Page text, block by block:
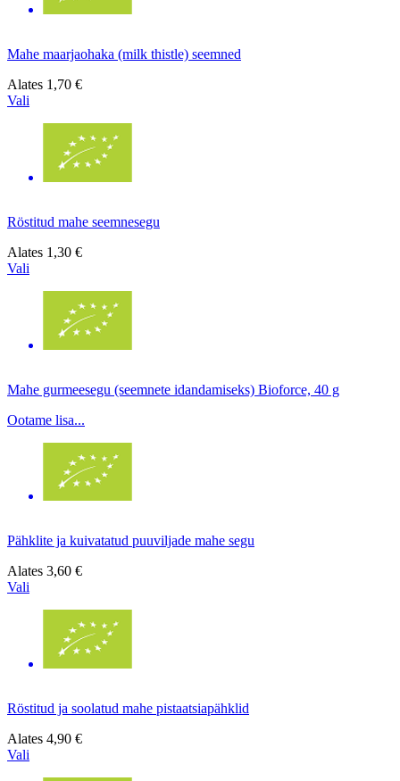
Mahe maarjaohaka (milk thistle) seemned
Alates 1,70 €
Vali
Röstitud mahe seemnesegu
Alates 1,30 €
Vali
Mahe gurmeesegu (seemnete idandamiseks) Bioforce, 40 g
Ootame lisa...
Pähklite ja kuivatatud puuviljade mahe segu
Alates 3,60 €
Vali
Röstitud ja soolatud mahe pistaatsiapähklid
Alates 4,90 €
Vali